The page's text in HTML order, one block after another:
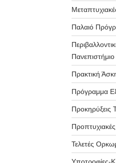
Παλαιό
Πανεπιστήμιο
Πρακτική
Πρόγραμμα
Προκηρύξεις
Τελετές